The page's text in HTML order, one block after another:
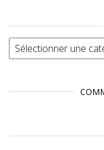
Catégories